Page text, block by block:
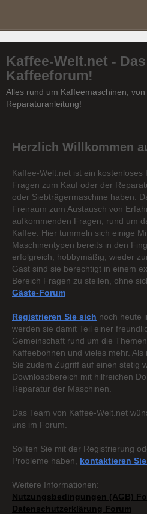
Kaffee-Welt.net -
Kaffeeforum!
Alles rund um Kaffeemaschinen,
Reparaturanleitung!
Herzlich Willkommen
Kaffee-Welt.net ist ein kostenloses
Fragen zum Kauf oder der
oder Siebträgermaschine haben.
Freiraum zum Austausch von
aufkommenden Fragen, rund um
Kaffee. Hier tummeln sich einige
Maschinentypen bereits in den
erfolgreich, hobbymäßig, wieder
Gast sind sie berechtigt in einem
Bereich Fragen zu stellen, ohne
Gäste-Forum
Registrieren Sie sich noch heute
werden sie damit Teil einer
Gemeinschaft rund um die
Kaffeebohnen und vieles mehr.
Sie zudem Zugriff auf einen stetig
Downloadbereich mit hilfreichen
Reparatur der Maschinen.
Das Team von Kaffee-Welt.net
uns im Forum.
Sollten Sie mit der Registrierung
Probleme haben, kontaktieren
Weitere Informationen:
Nutzungsbedingungen (AGB)
Datenschutzerklärung Forum